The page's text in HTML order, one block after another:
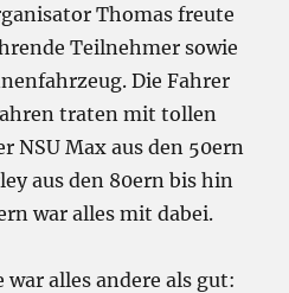
Thomas freute
Teilnehmer sowie
Die Fahrer
traten mit tollen
NSU Max aus den 50ern
aus den 80ern bis hin
war alles mit dabei.
alles andere als gut: